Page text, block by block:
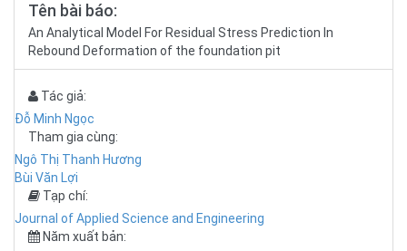
Tên bài báo:
An Analytical Model For Residual Stress Prediction In
Rebound Deformation of the foundation pit
Tác giả:
Đỗ Minh Ngọc
Tham gia cùng:
Ngô Thị Thanh Hương
Bùi Văn Lợi
Tạp chí:
Journal of Applied Science and Engineering
Năm xuất bản: